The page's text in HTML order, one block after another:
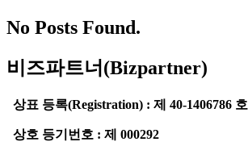
No Posts Found.
비즈파트너(Bizpartner)
상표 등록(Registration) : 제 40-1406786 호
상호 등기번호 : 제 000292